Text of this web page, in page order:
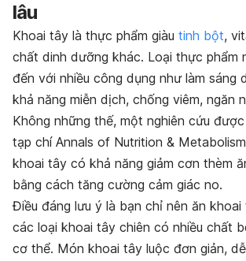
lâu
Khoai tây là thực phẩm giàu tinh bột,
chất dinh dưỡng khác. Loại thực phẩm
đến với nhiều công dụng như làm sáng
khả năng miễn dịch, chống viêm, ngăn
Không những thế, một nghiên cứu
tạp chí Annals of Nutrition & Metabolism
khoai tây có khả năng giảm cơn thèm
bằng cách tăng cường cảm giác no.
Điều đáng lưu ý là bạn chỉ nên ăn
các loại khoai tây chiên có nhiều chất
cơ thể. Món khoai tây luộc đơn giản,